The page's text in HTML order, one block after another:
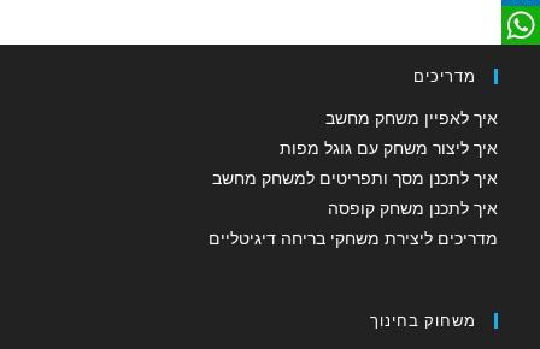
c
mL
מדריכים
איך לאפיין משחק מחשב
איך ליצור משחק עם גוגל מפות
איך לתכנן מסך ותפריטים למשחק מחשב
איך לתכנן משחק קופסה
מדריכים ליצירת משחקי בריחה דיגיטליים
משחוק בחינוך